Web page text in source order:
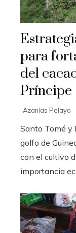
para
del
Príncipe
Azanías Pelayo
Santo Tomé y
golfo de
con el cultivo
importancia